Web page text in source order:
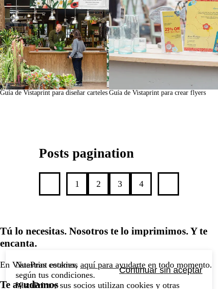
Guía de Vistaprint para diseñar carteles Guía de Vistaprint para crear flyers
Posts pagination
1 2 3 4
Tú lo necesitas. Nosotros te lo imprimimos. Y te
encanta.
En VistaPrint estamos aquí para ayudarte en todo momento.
Te ayudamos
Nuestras cookies,
según tus condiciones.
Continuar sin aceptar
VistaPrint y sus socios utilizan cookies y otras